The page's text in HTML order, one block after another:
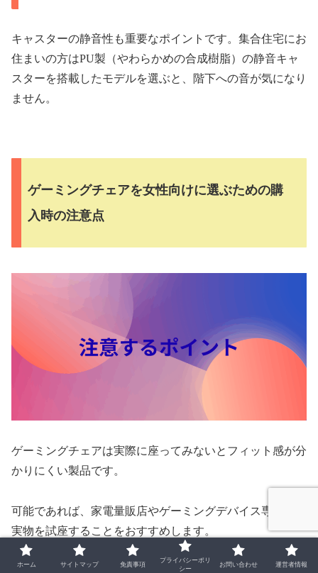
キャスターの静音性も重要なポイントです。集合住宅にお
住まいの方はPU製（やわらかめの合成樹脂）の静音キャ
スターを搭載したモデルを選ぶと、階下への音が気になり
ません。
ゲーミングチェアを女性向けに選ぶための購
入時の注意点
ゲーミングチェアは実際に座ってみないとフィット感が分
かりにくい製品です。
可能であれば、家電量販店やゲーミングデバイス専門店で
実物を試座することをおすすめします。
ホーム サイトマップ 免責事項
プライバシーポリ
シー
お問い合わせ 運営者情報